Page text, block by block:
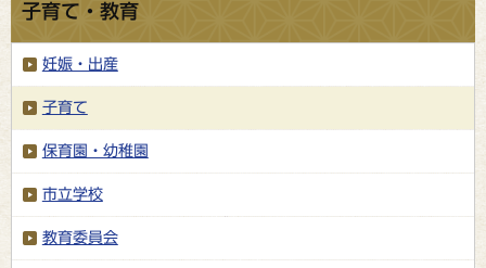
子育て・教育
妊娠・出産
子育て
保育園・幼稚園
市立学校
教育委員会